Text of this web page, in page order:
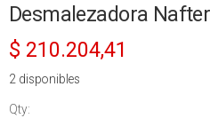
Desmalezadora
$ 210.204,41
2 disponibles
Qty:
Desmalezadora